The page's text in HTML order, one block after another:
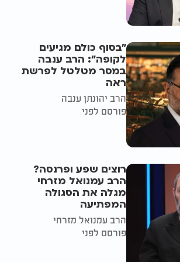
"בסוף כולם מגיעים
לקופה": הרב ענבה
במסר מטלטל לפרשת
ראה
הרב יהונתן ענבה
פורסם לפני
רוצים שפע ופרנסה?
הרב עמנואל מזרחי
מגלה את הסגולה
המפתיעה
הרב עמנואל מזרחי
פורסם לפני